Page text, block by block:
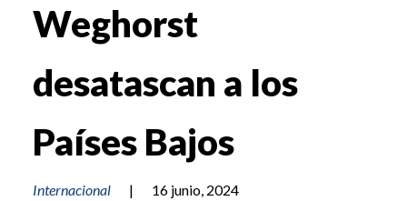
Weghorst
desatascan a los
Países Bajos
Internacional |
16 junio, 2024